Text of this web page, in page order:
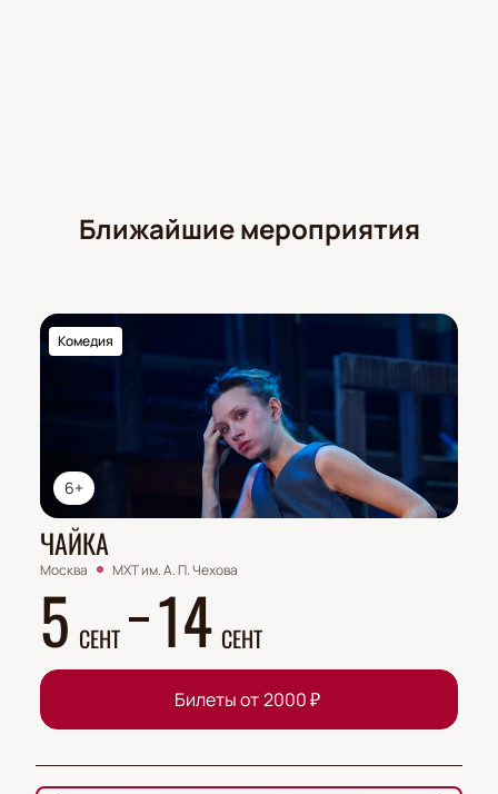
Ближайшие мероприятия
6+
Комедия
ЧАЙКА
Москва МХТ им. А. П. Чехова
5 СЕНТ 14 СЕНТ
Билеты от 2000₽